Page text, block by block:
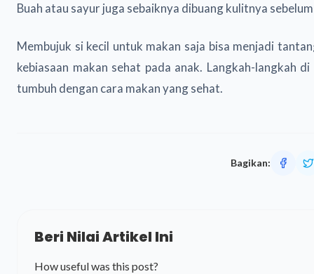
Buah atau sayur juga sebaiknya dibuang kulitnya
Membujuk si kecil untuk makan saja bisa menjadi
kebiasaan makan sehat pada anak. Langkah-langkah
tumbuh dengan cara makan yang sehat.
Bagikan:
Beri Nilai Artikel Ini
How useful was this post?